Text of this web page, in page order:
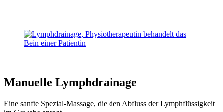
Manuelle Lymphdrainage
Eine sanfte Spezial-Massage, die den Abfluss der Lymphflüssigkeit